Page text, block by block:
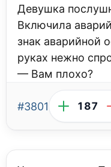
Девушка
Включила
знак аварийной
руках нежно
— Вам плохо?
#3801 187